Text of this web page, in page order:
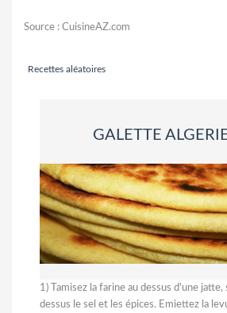
Source : CuisineAZ.com
Recettes aléatoires
GALETTE
1) Tamisez la farine au dessus d'une jatte,
dessus le sel et les épices. Emiettez la